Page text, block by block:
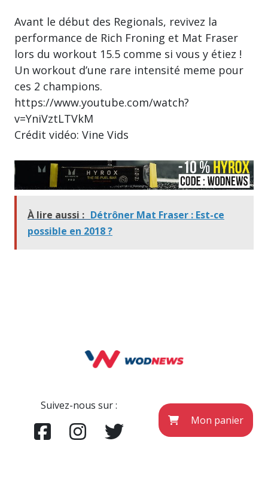
Avant le début des Regionals, revivez la
performance de Rich Froning et Mat Fraser
lors du workout 15.5 comme si vous y étiez !
Un workout d’une rare intensité meme pour
ces 2 champions.
https://www.youtube.com/watch?
v=YniVztLTVkM
Crédit vidéo: Vine Vids
À lire aussi : Détrôner Mat Fraser : Est-ce
possible en 2018 ?
Suivez-nous sur :
Mon panier